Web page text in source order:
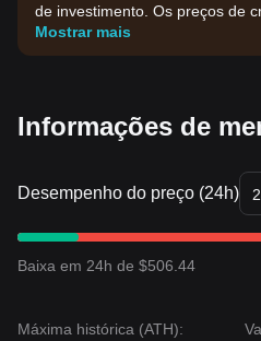
de investimento. Os preços de
voláteis. Tome suas decisões
sua própria tolerância ao risco.
Mostrar mais
Informações de
Desempenho do preço (24h)
Baixa em 24h de $506.44
Máxima histórica (ATH):